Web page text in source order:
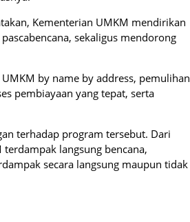
Kementerian UMKM mendirikan
sekaligus mendorong
by name by address, pemulihan
pembiayaan yang tepat, serta
terhadap program tersebut. Dari
langsung bencana,
secara langsung maupun tidak